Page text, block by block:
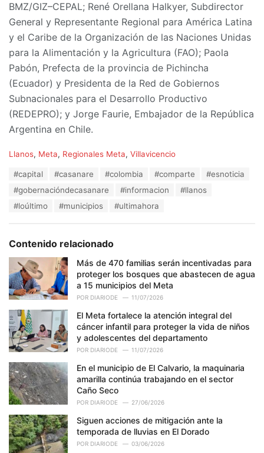
BMZ/GIZ–CEPAL; René Orellana Halkyer, Subdirector
General y Representante Regional para América Latina
y el Caribe de la Organización de las Naciones Unidas
para la Alimentación y la Agricultura (FAO); Paola
Pabón, Prefecta de la provincia de Pichincha
(Ecuador) y Presidenta de la Red de Gobiernos
Subnacionales para el Desarrollo Productivo
(REDEPRO); y Jorge Faurie, Embajador de la República
Argentina en Chile.
C
e
s
:
Llanos, Meta, Regionales Meta, Villavicencio
#capital #casanare #colombia #comparte
#esnoticia
#gobernacióndecasanare
#informacion
#llanos
#loúltimo
#municipios #ultimahora
Contenido relacionado
Más de 470 familias serán incentivadas para
proteger los bosques que abastecen de agua
a 15 municipios del Meta
POR DIARIODE 11/07/2026
El Meta fortalece la atención integral del
cáncer infantil para proteger la vida de niños
y adolescentes del departamento
POR DIARIODE 11/07/2026
En el municipio de El Calvario, la maquinaria
amarilla continúa trabajando en el sector
Caño Seco
POR DIARIODE 27/06/2026
Siguen acciones de mitigación ante la
temporada de lluvias en El Dorado
POR DIARIODE 03/06/2026